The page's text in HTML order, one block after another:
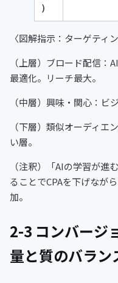
）
〈図解指示：ターゲティ
（上層）ブロード配信：
最適化。リーチ最大。
（中層）興味・関心：ビ
（下層）類似オーディエ
い層。
（注釈）「AIの学習が進
ることでCPAを下げなが
加。
2-3 コンバージ
量と質のバラン